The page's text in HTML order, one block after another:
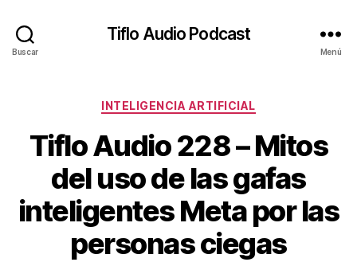
Buscar
Tiflo Audio Podcast
Menú
Categorías
INTELIGENCIA ARTIFICIAL
Tiflo Audio 228 – Mitos
del uso de las gafas
inteligentes Meta por las
personas ciegas